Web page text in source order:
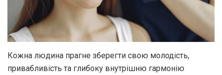
Кожна людина прагне зберегти свою молодість,
привабливість та глибоку внутрішню гармонію